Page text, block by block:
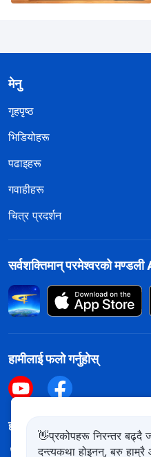
मेनु
गृहपृष्ठ
भिडियोहरू
पढाइहरू
गवाहीहरू
चित्र प्रदर्शन
सर्वशक्तिमान्‌ परमेश्‍वरको
हामीलाई फलो गर्नुहोस्
हामीलाई सम्पर्क गर्नुहोस
+977-981-140-9021
👋प्रकोपहरू निरन्तर बढ्दै
दन्त्यकथा होइनन्, बरु